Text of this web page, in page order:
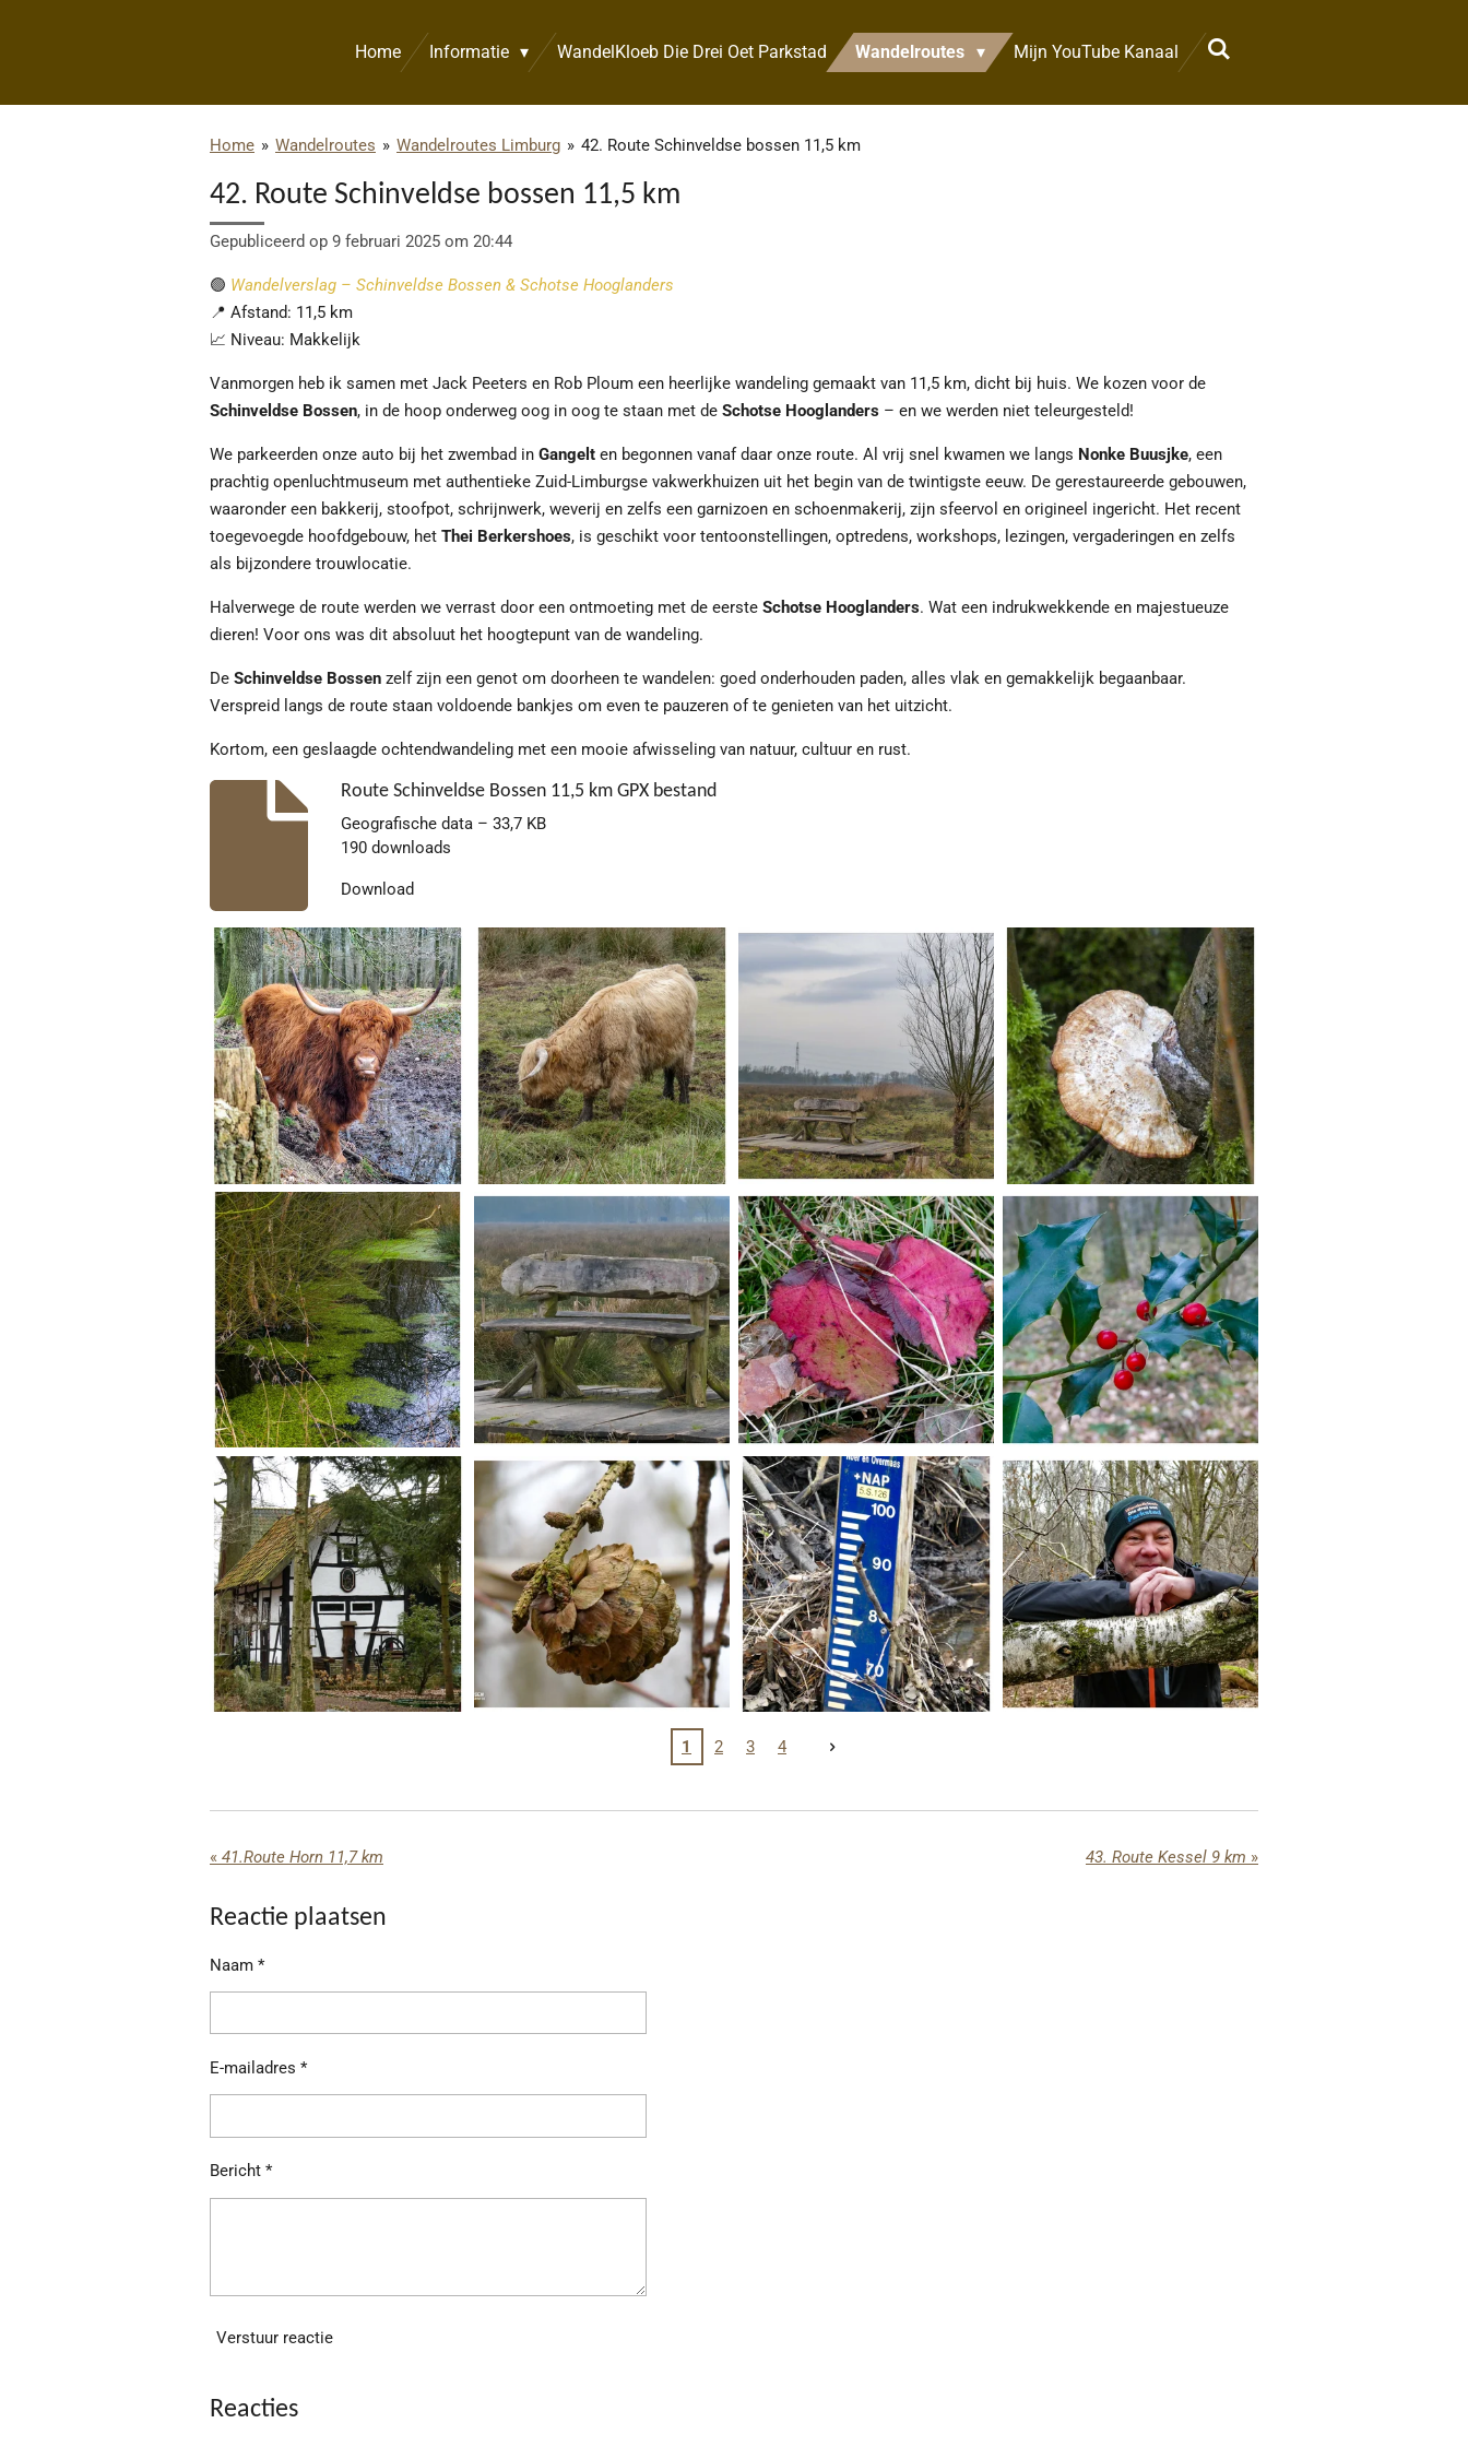
de
Home Informatie WandelKloeb Die Drei Oet Parkstad Wandelroutes Mijn YouTube Kanaal
Home » Wandelroutes » Wandelroutes Limburg » 42. Route Schinveldse bossen 11,5 km
42. Route Schinveldse bossen 11,5 km
Gepubliceerd op 9 februari 2025 om 20:44
🟢 Wandelverslag – Schinveldse Bossen & Schotse Hooglanders
📍 Afstand: 11,5 km
📈 Niveau: Makkelijk
Vanmorgen heb ik samen met Jack Peeters en Rob Ploum een heerlijke wandeling gemaakt van 11,5 km, dicht bij huis. We kozen voor de
Schinveldse Bossen, in de hoop onderweg oog in oog te staan met de Schotse Hooglanders – en we werden niet teleurgesteld!
We parkeerden onze auto bij het zwembad in Gangelt en begonnen vanaf daar onze route. Al vrij snel kwamen we langs Nonke Buusjke, een
prachtig openluchtmuseum met authentieke Zuid-Limburgse vakwerkhuizen uit het begin van de twintigste eeuw. De gerestaureerde gebouwen,
waaronder een bakkerij, stoofpot, schrijnwerk, weverij en zelfs een garnizoen en schoenmakerij, zijn sfeervol en origineel ingericht. Het recent
toegevoegde hoofdgebouw, het Thei Berkershoes, is geschikt voor tentoonstellingen, optredens, workshops, lezingen, vergaderingen en zelfs
als bijzondere trouwlocatie.
Halverwege de route werden we verrast door een ontmoeting met de eerste Schotse Hooglanders. Wat een indrukwekkende en majestueuze
dieren! Voor ons was dit absoluut het hoogtepunt van de wandeling.
De Schinveldse Bossen zelf zijn een genot om doorheen te wandelen: goed onderhouden paden, alles vlak en gemakkelijk begaanbaar.
Verspreid langs de route staan voldoende bankjes om even te pauzeren of te genieten van het uitzicht.
Kortom, een geslaagde ochtendwandeling met een mooie afwisseling van natuur, cultuur en rust.
Route Schinveldse Bossen 11,5 km GPX bestand
Geografische data – 33,7 KB
190 downloads
Download
1 2 3 4
« 41.Route Horn 11,7 km 43. Route Kessel 9 km »
Reactie plaatsen
Naam *
E-mailadres *
Bericht *
Verstuur reactie
Reacties